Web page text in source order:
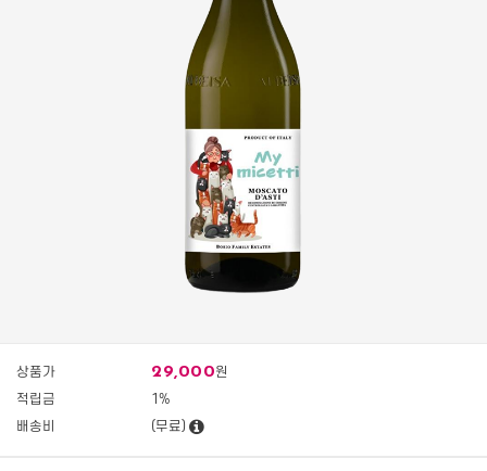
상품가 29,000원
적립금
1%
배송비
(무료)